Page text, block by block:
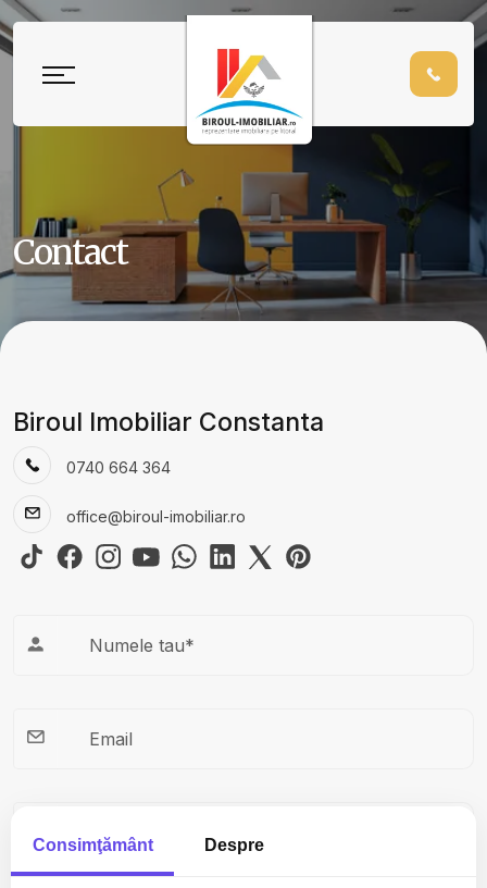
Contact
Biroul Imobiliar Constanta
0740 664 364
office@biroul-imobiliar.ro
Consimţământ Despre